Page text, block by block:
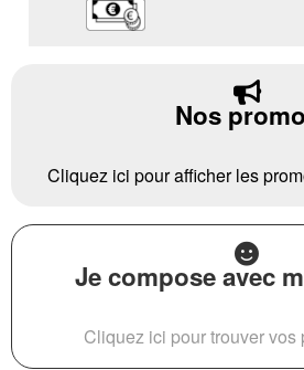
Nos
Cliquez ici pour afficher les
Je compose avec
Cliquez ici pour trouver vos